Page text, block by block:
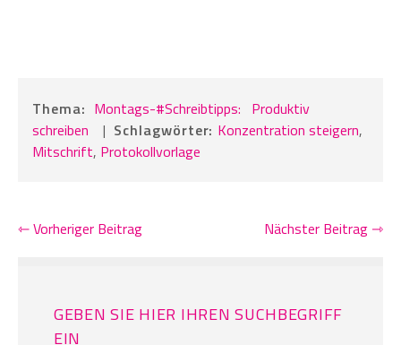
Thema: Montags-#Schreibtipps: Produktiv
schreiben
| Schlagwörter: Konzentration steigern,
Mitschrift, Protokollvorlage
⇽ Vorheriger Beitrag Nächster Beitrag ⇾
GEBEN SIE HIER IHREN SUCHBEGRIFF
EIN